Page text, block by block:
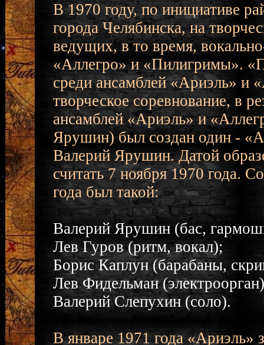
В 1970 году, по инициативе
города Челябинска, на
ведущих, в то время,
«Аллегро» и «Пилигримы».
среди ансамблей «Ариэль» и
творческое соревнование, в
ансамблей «Ариэль» и
Ярушин) был создан один -
Валерий Ярушин. Датой
считать 7 ноября 1970 года.
года был такой:
Валерий Ярушин (бас,
Лев Гуров (ритм, вокал);
Борис Каплун (барабаны,
Лев Фидельман
Валерий Слепухин (соло).
В январе 1971 года «Ариэль»